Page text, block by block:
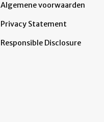
Algemene voorwaarden
Privacy Statement
Responsible Disclosure